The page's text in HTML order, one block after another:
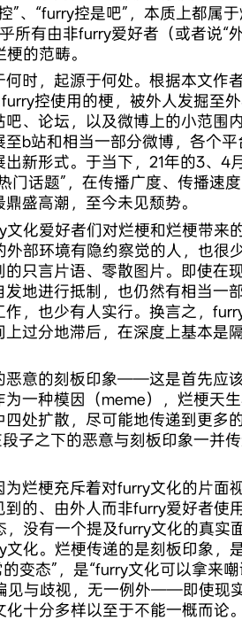
”、“furry控是吧”，本质上都属
所有由非furry爱好者（或者说“
的范畴。
时，起源于何处。根据本文作
控使用的梗，被外人发掘至
、论坛，以及微博上的小范围内
b站和相当一部分微博，各个
新形式。于当下，21年的3、4
门话题”，在传播广度、传播速
盛高潮，至今未见颓势。
化爱好者们对烂梗和烂梗带来
部环境有隐约察觉的人，也很
只言片语、零散图片。即使在
地进行抵制，也仍然有相当一
，也少有人实行。换言之，
过分地滞后，在深度上基本是
恶意的刻板印象——这是首先应
一种模因（meme），烂梗天
处扩散，尽可能地传递到更多
子之下的恶意与刻板印象一并
为烂梗充斥着对furry文化的片
的、由外人而非furry爱好者使
没有一个提及furry文化的真实
化。烂梗传递的是刻板印象，
变态”，是“furry文化可以拿来
见与歧视，无一例外——即使现
十分多样以至于不能一概而论。